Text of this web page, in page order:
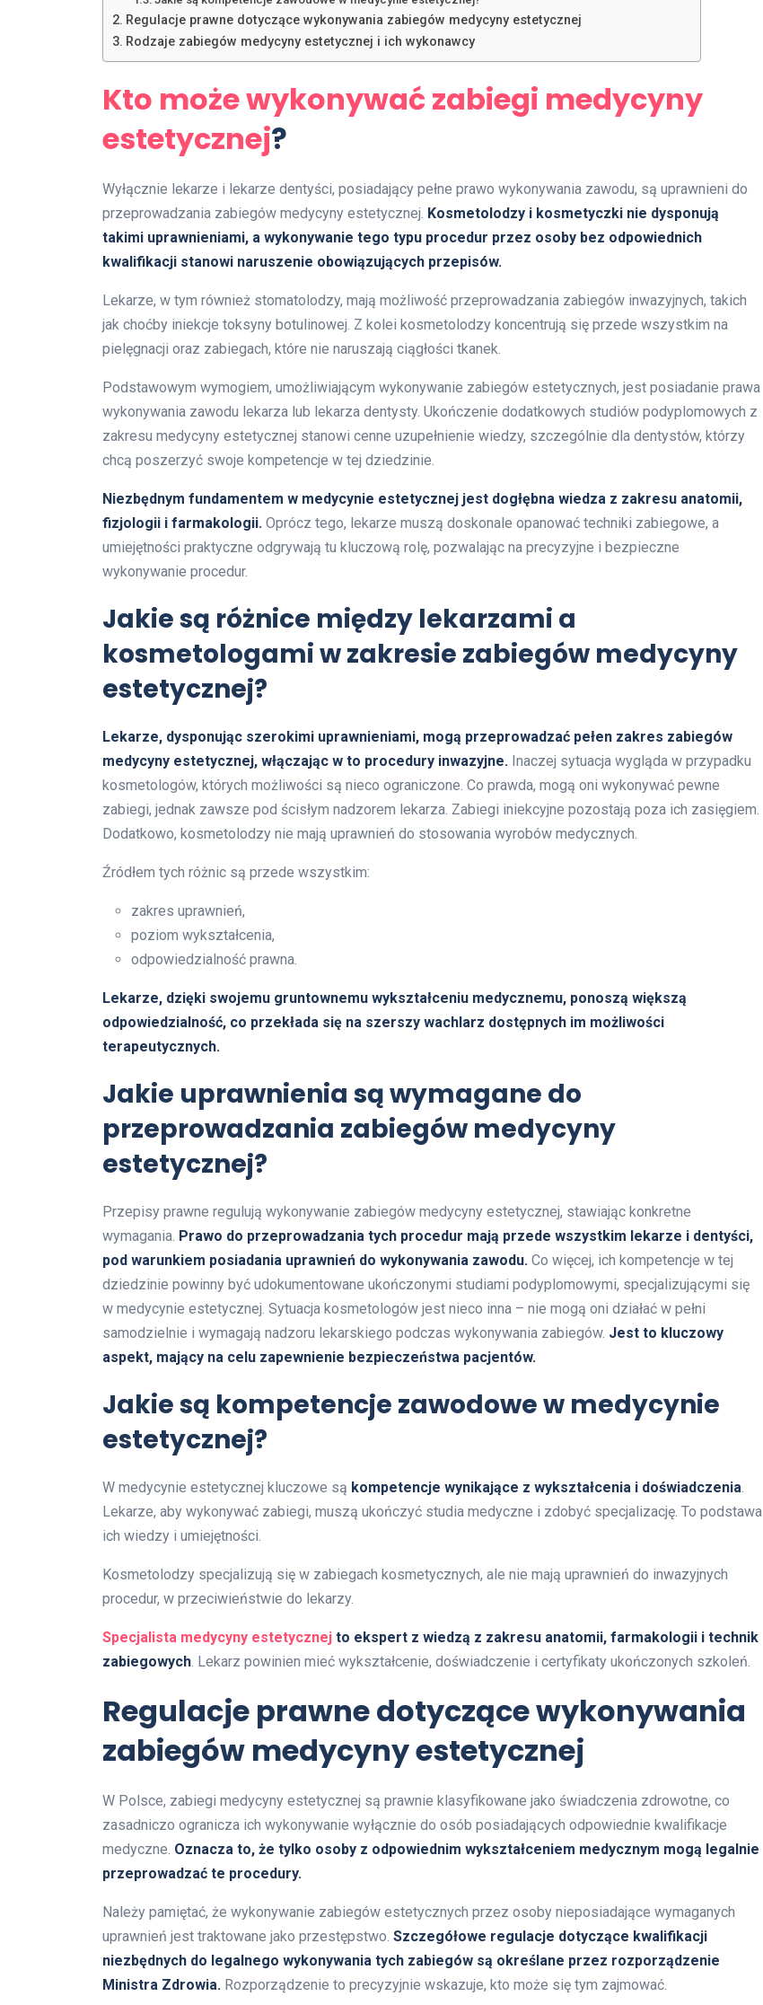
Regulacje prawne dotyczące wykonywania zabiegów medycyny estetycznej
Rodzaje zabiegów medycyny estetycznej i ich wykonawcy
Kto może wykonywać zabiegi medycyny
estetycznej?
Wyłącznie lekarze i lekarze dentyści, posiadający pełne prawo wykonywania zawodu, są uprawnieni do
przeprowadzania zabiegów medycyny estetycznej. Kosmetolodzy i kosmetyczki nie dysponują
takimi uprawnieniami, a wykonywanie tego typu procedur przez osoby bez odpowiednich
kwalifikacji stanowi naruszenie obowiązujących przepisów.
Lekarze, w tym również stomatolodzy, mają możliwość przeprowadzania zabiegów inwazyjnych, takich
jak choćby iniekcje toksyny botulinowej. Z kolei kosmetolodzy koncentrują się przede wszystkim na
pielęgnacji oraz zabiegach, które nie naruszają ciągłości tkanek.
Podstawowym wymogiem, umożliwiającym wykonywanie zabiegów estetycznych, jest posiadanie prawa
wykonywania zawodu lekarza lub lekarza dentysty. Ukończenie dodatkowych studiów podyplomowych z
zakresu medycyny estetycznej stanowi cenne uzupełnienie wiedzy, szczególnie dla dentystów, którzy
chcą poszerzyć swoje kompetencje w tej dziedzinie.
Niezbędnym fundamentem w medycynie estetycznej jest dogłębna wiedza z zakresu anatomii,
fizjologii i farmakologii. Oprócz tego, lekarze muszą doskonale opanować techniki zabiegowe, a
umiejętności praktyczne odgrywają tu kluczową rolę, pozwalając na precyzyjne i bezpieczne
wykonywanie procedur.
Jakie są różnice między lekarzami a
kosmetologami w zakresie zabiegów medycyny
estetycznej?
Lekarze, dysponując szerokimi uprawnieniami, mogą przeprowadzać pełen zakres zabiegów
medycyny estetycznej, włączając w to procedury inwazyjne. Inaczej sytuacja wygląda w przypadku
kosmetologów, których możliwości są nieco ograniczone. Co prawda, mogą oni wykonywać pewne
zabiegi, jednak zawsze pod ścisłym nadzorem lekarza. Zabiegi iniekcyjne pozostają poza ich zasięgiem.
Dodatkowo, kosmetolodzy nie mają uprawnień do stosowania wyrobów medycznych.
Źródłem tych różnic są przede wszystkim:
zakres uprawnień,
poziom wykształcenia,
odpowiedzialność prawna.
Lekarze, dzięki swojemu gruntownemu wykształceniu medycznemu, ponoszą większą
odpowiedzialność, co przekłada się na szerszy wachlarz dostępnych im możliwości
terapeutycznych.
Jakie uprawnienia są wymagane do
przeprowadzania zabiegów medycyny
estetycznej?
Przepisy prawne regulują wykonywanie zabiegów medycyny estetycznej, stawiając konkretne
wymagania. Prawo do przeprowadzania tych procedur mają przede wszystkim lekarze i dentyści,
pod warunkiem posiadania uprawnień do wykonywania zawodu. Co więcej, ich kompetencje w tej
dziedzinie powinny być udokumentowane ukończonymi studiami podyplomowymi, specjalizującymi się
w medycynie estetycznej. Sytuacja kosmetologów jest nieco inna – nie mogą oni działać w pełni
samodzielnie i wymagają nadzoru lekarskiego podczas wykonywania zabiegów. Jest to kluczowy
aspekt, mający na celu zapewnienie bezpieczeństwa pacjentów.
Jakie są kompetencje zawodowe w medycynie
estetycznej?
W medycynie estetycznej kluczowe są kompetencje wynikające z wykształcenia i doświadczenia.
Lekarze, aby wykonywać zabiegi, muszą ukończyć studia medyczne i zdobyć specjalizację. To podstawa
ich wiedzy i umiejętności.
Kosmetolodzy specjalizują się w zabiegach kosmetycznych, ale nie mają uprawnień do inwazyjnych
procedur, w przeciwieństwie do lekarzy.
Specjalista medycyny estetycznej to ekspert z wiedzą z zakresu anatomii, farmakologii i technik
zabiegowych. Lekarz powinien mieć wykształcenie, doświadczenie i certyfikaty ukończonych szkoleń.
Regulacje prawne dotyczące wykonywania
zabiegów medycyny estetycznej
W Polsce, zabiegi medycyny estetycznej są prawnie klasyfikowane jako świadczenia zdrowotne, co
zasadniczo ogranicza ich wykonywanie wyłącznie do osób posiadających odpowiednie kwalifikacje
medyczne. Oznacza to, że tylko osoby z odpowiednim wykształceniem medycznym mogą legalnie
przeprowadzać te procedury.
Należy pamiętać, że wykonywanie zabiegów estetycznych przez osoby nieposiadające wymaganych
uprawnień jest traktowane jako przestępstwo. Szczegółowe regulacje dotyczące kwalifikacji
niezbędnych do legalnego wykonywania tych zabiegów są określane przez rozporządzenie
Ministra Zdrowia. Rozporządzenie to precyzyjnie wskazuje, kto może się tym zajmować.